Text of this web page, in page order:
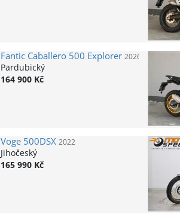
Fantic Caballero 500 Explorer 2026
Pardubický
164 900 Kč
Voge 500DSX 2022
Jihočeský
165 990 Kč